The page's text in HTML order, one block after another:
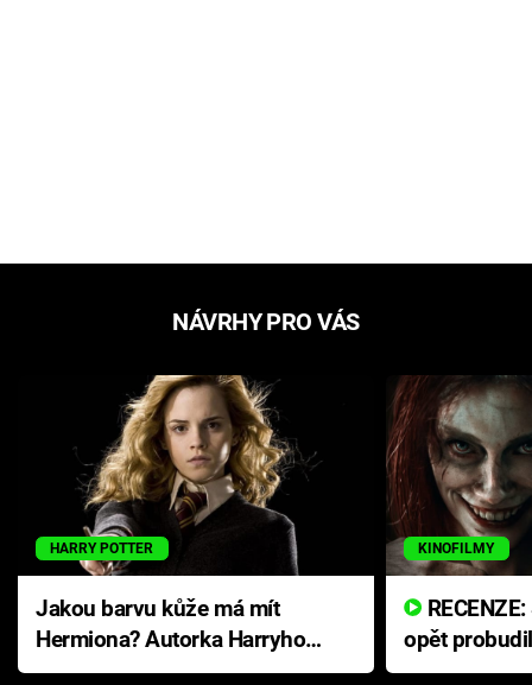
NÁVRHY PRO VÁS
HARRY POTTER
Jakou barvu kůže má mít
Hermiona? Autorka Harryho
Pottera přišla s ráznou
KINOFILMY
opět
přichází s